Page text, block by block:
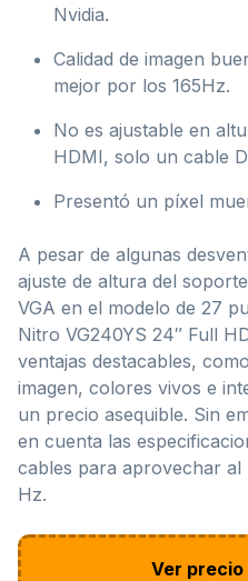
Nvidia.
Calidad de imagen
mejor por los 165Hz.
No es ajustable en
HDMI, solo un cable
Presentó un píxel
A pesar de algunas
ajuste de altura del
VGA en el modelo de 27
Nitro VG240YS 24″ Full
ventajas destacables,
imagen, colores vivos e
un precio asequible. Sin
en cuenta las
cables para aprovechar al
Hz.
Ver precio